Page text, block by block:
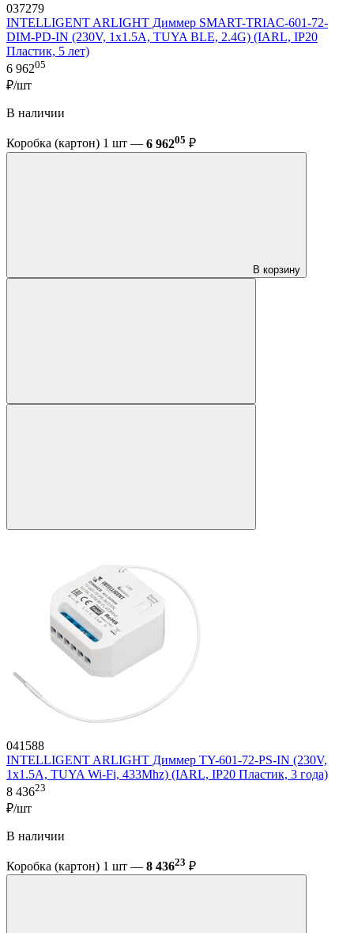
037279
INTELLIGENT ARLIGHT Диммер SMART-TRIAC-601-72-
DIM-PD-IN (230V, 1x1.5A, TUYA BLE, 2.4G) (IARL, IP20
Пластик, 5 лет)
6 96205
₽/шт
В наличии
Коробка (картон) 1 шт — 6 96205 ₽
В корзину
041588
INTELLIGENT ARLIGHT Диммер TY-601-72-PS-IN (230V,
1x1.5A, TUYA Wi-Fi, 433Mhz) (IARL, IP20 Пластик, 3 года)
8 43623
₽/шт
В наличии
Коробка (картон) 1 шт — 8 43623 ₽